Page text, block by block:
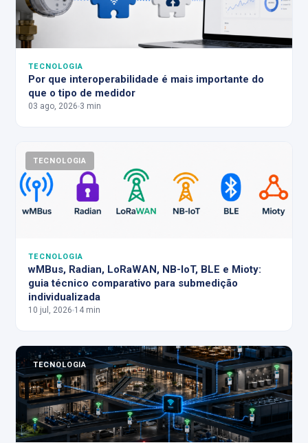
TECNOLOGIA
Por que interoperabilidade é mais importante do
que o tipo de medidor
03 ago, 2026 3 min
TECNOLOGIA
TECNOLOGIA
wMBus, Radian, LoRaWAN, NB-IoT, BLE e Mioty:
guia técnico comparativo para submedição
individualizada
10 jul, 2026 14 min
TECNOLOGIA